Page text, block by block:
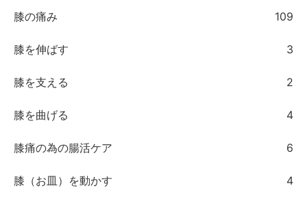
膝の痛み 109
膝を伸ばす 3
膝を支える 2
膝を曲げる 4
膝痛の為の腸活ケア 6
膝（お皿）を動かす 4